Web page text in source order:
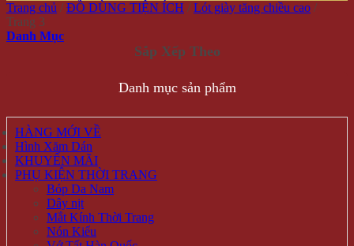
Trang chủ / ĐỒ DÙNG TIỆN ÍCH / Lót giày tăng chiều cao /
Trang 3
Danh Mục
Danh mục sản phẩm
HÀNG MỚI VỀ
Hình Xăm Dán
KHUYẾN MÃI
PHỤ KIỆN THỜI TRANG
Bóp Da Nam
Dây nịt
Mắt Kính Thời Trang
Nón Kiểu